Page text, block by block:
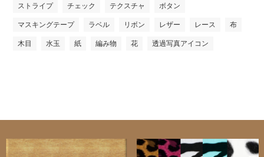
ストライプ チェック テクスチャ ボタン
マスキングテープ ラベル リボン レザー レース 布
木目 水玉 紙 編み物 花 透過写真アイコン